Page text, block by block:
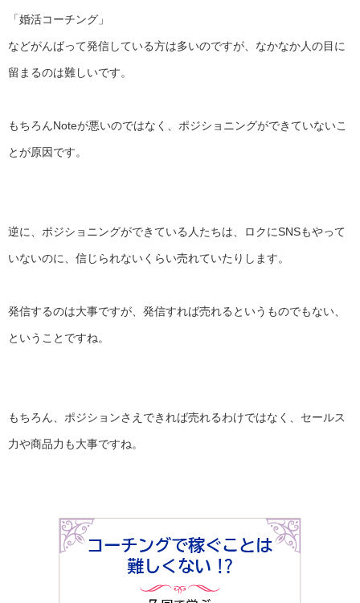
「婚活コーチング」
などがんばって発信している方は多いのですが、 なかなか人の目に
留まるのは難しいです。
もちろんNoteが悪いのではなく、 ポジショニングができていないこ
とが原因です。
逆に、ポジショニングができている人たちは、 ロクにSNSもやって
いないのに、 信じられないくらい売れていたりします。
発信するのは大事ですが、発信すれば売れるというものでもない、
ということですね。
もちろん、ポジションさえできれば売れるわけではなく、 セールス
力や商品力も大事ですね。